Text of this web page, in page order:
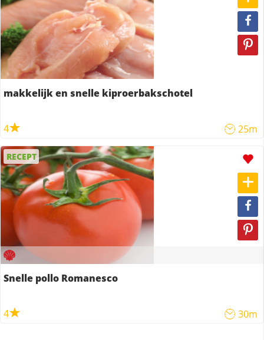
makkelijk en snelle kiproerbakschotel
4 25m
RECEPT
Snelle pollo Romanesco
4 30m